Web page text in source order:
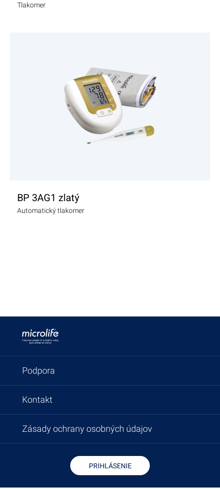
Tlakomer
BP 3AG1 zlatý
Automatický tlakomer
ZOBRAZIŤ PRODUKT
Podpora
Kontakt
Zásady ochrany osobných údajov
PRIHLÁSENIE